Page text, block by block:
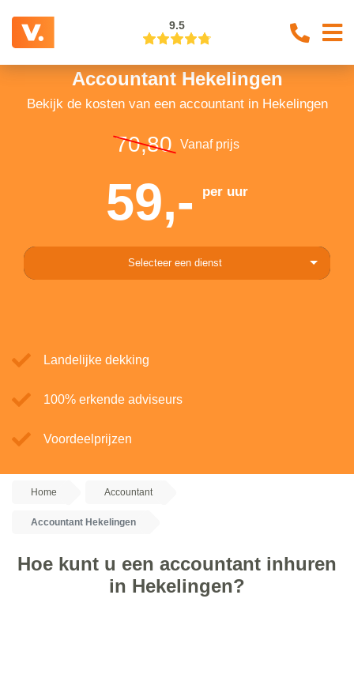
9.5
Accountant Hekelingen
Bekijk de kosten van een accountant in Hekelingen
70,80 Vanaf prijs
59,- per uur
Selecteer een dienst
Landelijke dekking
100% erkende adviseurs
Voordeelprijzen
Home Accountant
Accountant Hekelingen
Hoe kunt u een accountant inhuren
in Hekelingen?